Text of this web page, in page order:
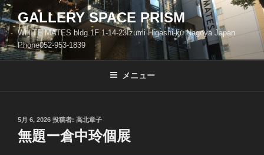
コ
ン
テ
ン
ツ
GALLERY SPACE PRISM
WHITE MATES bldg.1F 1-14-23Izumi Higashi-ku Nagoya Japan
Phone052-953-1839
メニュー
投
稿
日:
5月 6, 2026 投稿者: 高北章子
無題ー倉中玲個展